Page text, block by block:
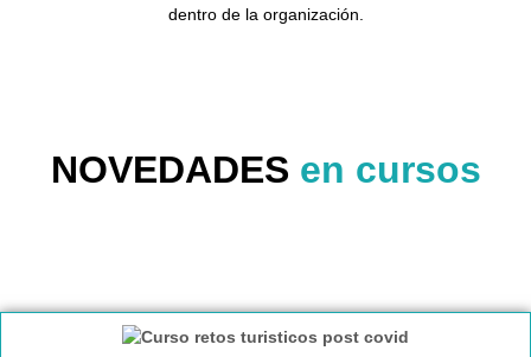
dentro de la organización.
NOVEDADES en cursos